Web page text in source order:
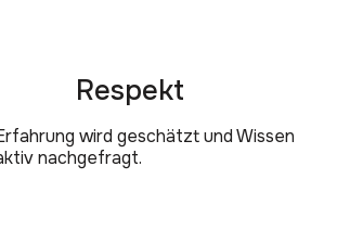
wird geschätzt und Wissen
nachgefragt.
Respekt